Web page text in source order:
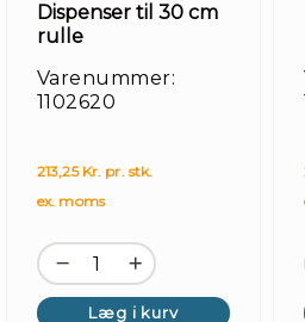
Dispenser til 30 cm
rulle
Varenummer:
1102620
213,25 Kr. pr. stk.
ex. moms
Læg i kurv